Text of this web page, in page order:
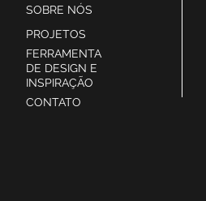
SOBRE NÓS
PROJETOS
FERRAMENTA
DE DESIGN E
INSPIRAÇÃO
CONTATO